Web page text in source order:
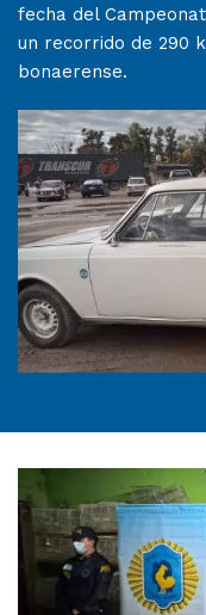
fecha del
un recorrido de 290
bonaerense.